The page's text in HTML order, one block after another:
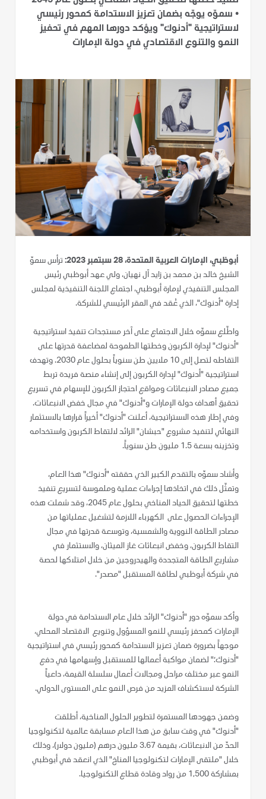
• سموّه يوجّه بضمان تعزيز الاستدامة كمحور رئيسي
لاستراتيجية "أدنوك" ويؤكد دورها المهم في تحفيز
النمو والتنوع الاقتصادي في دولة الإمارات
أبوظبي، الإمارات العربية المتحدة، 28 سبتمبر 2023:
ترأس سموّ
الشيخ خالد بن محمد بن زايد آل نهيان، ولي عهد أبوظبي رئيس
المجلس التنفيذي لإمارة أبوظبي، اجتماع اللجنة التنفيذية لمجلس
إدارة "أدنوك"، الذي عُقد في المقر الرئيسي للشركة.
واطّلع سموّه خلال الاجتماع على آخر مستجدات تنفيذ استراتيجية
"أدنوك" لإدارة الكربون وخطتها الطموحة لمضاعفة قدرتها على
التقاطه لتصل إلى 10 ملايين طن سنوياً بحلول عام 2030. وتهدف
استراتيجية "أدنوك" لإدارة الكربون إلى إنشاء منصة فريدة تربط
جميع مصادر الانبعاثات ومواقع احتجاز الكربون للإسهام في تسريع
تحقيق أهداف دولة الإمارات و"أدنوك" في مجال خفض الانبعاثات.
وفي إطار هذه الاستراتيجية، أعلنت "أدنوك" أخيراً قرارها بالاستثمار
النهائي لتنفيذ مشروع "حبشان" الرائد لالتقاط الكربون واستخدامه
وتخزينه بسعة 1.5 مليون طن سنوياً.
وأشاد سموّه بالتقدم الكبير الذي حققته "أدنوك" هذا العام،
وتمثّل ذلك في اتخاذها إجراءات عملية وملموسة لتسريع تنفيذ
خطتها لتحقيق الحياد المناخي بحلول عام 2045، وقد شملت هذه
الإجراءات الحصول على الكهرباء اللازمة لتشغيل عملياتها من
مصادر الطاقة النووية والشمسية، وتوسعة قدرتها في مجال
التقاط الكربون، وخفض انبعاثات غاز الميثان، والاستثمار في
مشاريع الطاقة المتجددة والهيدروجين من خلال امتلاكها لحصة
في شركة أبوظبي لطاقة المستقبل "مصدر".
وأكد سموّه دور "أدنوك" الرائد خلال عام الاستدامة في دولة
الإمارات كمحفز رئيسي للنمو المسؤول وتنويع الاقتصاد المحلي،
موجهاً بضرورة ضمان تعزيز الاستدامة كمحور رئيسي في استراتيجية
"أدنوك؛" لضمان مواكبة أعمالها للمستقبل وإسهامها في دفع
النمو عبر مختلف مراحل ومجالات أعمال سلسلة القيمة، داعياً
الشركة لاستكشاف المزيد من فرص النمو على المستوى الدولي.
وضمن جهودها المستمرة لتطوير الحلول المناخية، أطلقت
"أدنوك" في وقت سابق من هذا العام مسابقة عالمية لتكنولوجيا
الحدّ من الانبعاثات، بقيمة 3.67 مليون درهم (مليون دولار)، وذلك
خلال "ملتقى الإمارات لتكنولوجيا المناخ" الذي انعقد في أبوظبي
بمشاركة 1,500 من رواد وقادة قطاع التكنولوجيا.